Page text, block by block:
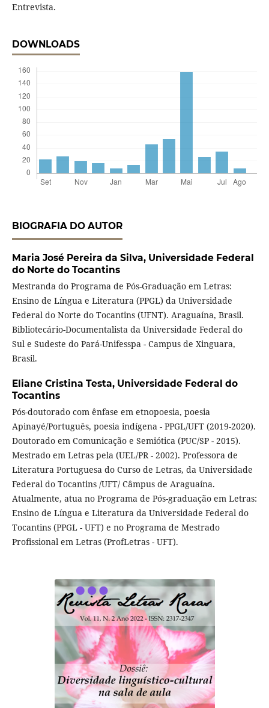
Entrevista.
DOWNLOADS
BIOGRAFIA DO AUTOR
Maria José Pereira da Silva, Universidade Federal
do Norte do Tocantins
Mestranda do Programa de Pós-Graduação em Letras:
Ensino de Língua e Literatura (PPGL) da Universidade
Federal do Norte do Tocantins (UFNT). Araguaína, Brasil.
Bibliotecário-Documentalista da Universidade Federal do
Sul e Sudeste do Pará-Unifesspa - Campus de Xinguara,
Brasil.
Eliane Cristina Testa, Universidade Federal do
Tocantins
Pós-doutorado com ênfase em etnopoesia, poesia
Apinayé/Português, poesia indígena - PPGL/UFT (2019-2020).
Doutorado em Comunicação e Semiótica (PUC/SP - 2015).
Mestrado em Letras pela (UEL/PR - 2002). Professora de
Literatura Portuguesa do Curso de Letras, da Universidade
Federal do Tocantins /UFT/ Câmpus de Araguaína.
Atualmente, atua no Programa de Pós-graduação em Letras:
Ensino de Língua e Literatura da Universidade Federal do
Tocantins (PPGL - UFT) e no Programa de Mestrado
Profissional em Letras (ProfLetras - UFT).